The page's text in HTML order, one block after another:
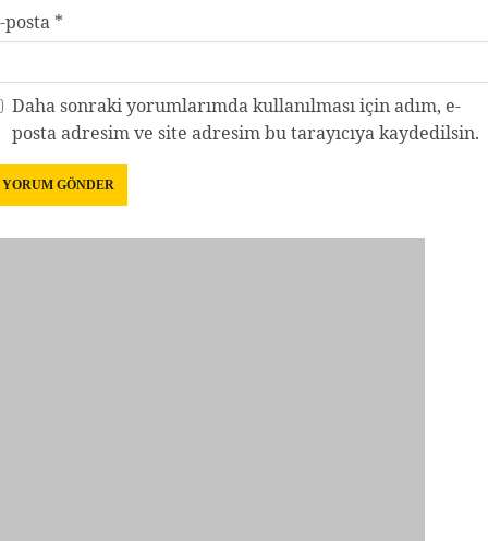
posta *
Daha sonraki yorumlarımda kullanılması için adım, e-
posta adresim ve site adresim bu tarayıcıya kaydedilsin.